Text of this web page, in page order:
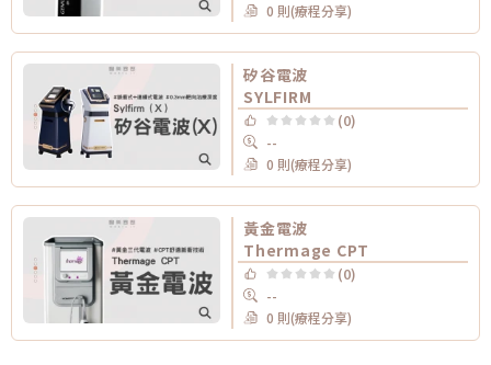
0 則(療程分享)
矽谷電波
SYLFIRM
(0)
--
0 則(療程分享)
黃金電波
Thermage CPT
(0)
--
0 則(療程分享)